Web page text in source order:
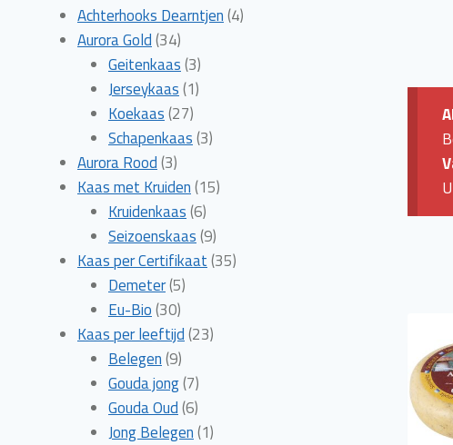
Achterhooks Dearntjen 44
Aurora Gold 3434
producten
Geitenkaas 33
producten
Jerseykaas 11
Koekaas 2727
producten
Schapenkaas 33
Aurora Rood 33
producten
Kaas met Kruiden 1515
Kruidenkaas 66
producten
Seizoenskaas 99
producten
Kaas per Certifikaat 3535
Demeter 55
Eu-Bio 3030
producten
Kaas per leeftijd 2323
Belegen 99
producten
Gouda jong 77
producten
Gouda Oud 66
producten
Jong Belegen 11